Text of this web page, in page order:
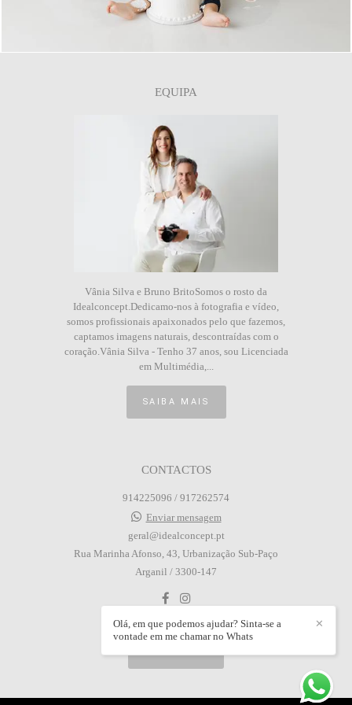
EQUIPA
Vânia Silva e Bruno BritoSomos o rosto da
Idealconcept.Dedicamo-nos à fotografia e vídeo,
somos profissionais apaixonados pelo que fazemos,
captamos imagens naturais, descontraídas com o
coração.Vânia Silva - Tenho 37 anos, sou Licenciada
em Multimédia,...
SAIBA MAIS
CONTACTOS
914225096 / 917262574
Enviar mensagem
geral@idealconcept.pt
Rua Marinha Afonso, 43, Urbanização Sub-Paço
Arganil / 3300-147
✕
Olá, em que podemos ajudar? Sinta-se a
vontade em me chamar no Whats